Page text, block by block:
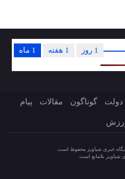
1 ماه 1 هفته 1 روز
دولت گوناگون مقالات پیام
خبری شباویز محفوظ است.
شباویز بلامانع است.